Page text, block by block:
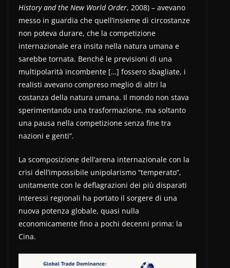
History and the New World Order, 2008) – avevano
messo in guardia che quell’insieme di circostanze
non poteva durare, che la competizione
internazionale era insita nella natura umana e
sarebbe tornata. Benché le previsioni di una
multipolarità incombente […] fossero sbagliate, i
realisti avevano compreso meglio di altri la
costanza della natura umana. Il mondo non stava
sperimentando una trasformazione, ma soltanto
una pausa nella competizione senza fine tra
nazioni e genti”.
La scomposizione dell’arena internazionale con la
crisi dell’impossibile unipolarismo “temperato”,
unitamente con le deflagrazioni dei più disparati
interessi regionali ha portato il sorgere di una
nuova potenza globale, quasi nulla
economicamente fino a pochi decenni prima: la
Cina.